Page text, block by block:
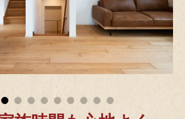
2 3 4 5 6 7 8 9 10